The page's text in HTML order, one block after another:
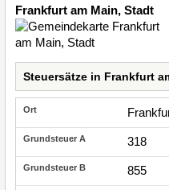
Frankfurt am Main, Stadt
Steuersätze in Frankfurt
318
855